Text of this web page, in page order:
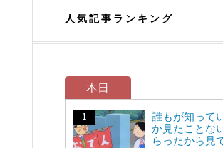
人気記事ランキング
本日
誰もが知って
か見たことな
らったから見